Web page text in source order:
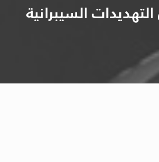
السيبرانية